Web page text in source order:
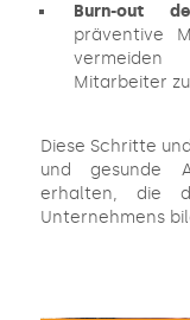
Burn-out
präventive
Mitarbeiter
Diese Schritte
und gesunde
erhalten, die
Unternehmens